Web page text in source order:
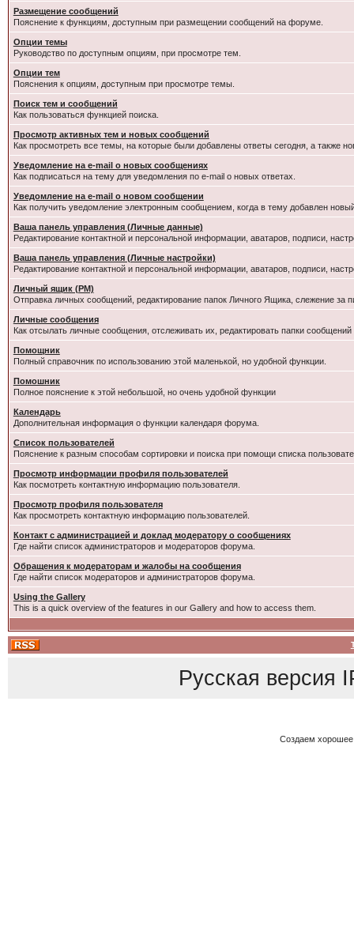
Размещение сообщений
Пояснение к функциям, доступным при размещении сообщений на форуме.
Опции темы
Руководство по доступным опциям, при просмотре тем.
Опции тем
Пояснения к опциям, доступным при просмотре темы.
Поиск тем и сообщений
Как пользоваться функцией поиска.
Просмотр активных тем и новых сообщений
Как просмотреть все темы, на которые были добавлены ответы сегодня, а также
Уведомление на e-mail о новых сообщениях
Как подписаться на тему для уведомления по e-mail о новых ответах.
Уведомление на е-mail о новом сообщении
Как получить уведомление электронным сообщением, когда в тему добавлен
Ваша панель управления (Личные данные)
Редактирование контактной и персональной информации, аватаров, подписи,
Ваша панель управления (Личные настройки)
Редактирование контактной и персональной информации, аватаров, подписи,
Личный ящик (PM)
Отправка личных сообщений, редактирование папок Личного Ящика, слежение за
Личные сообщения
Как отсылать личные сообщения, отслеживать их, редактировать папки
Помощник
Полный справочник по использованию этой маленькой, но удобной функции.
Помошник
Полное пояснение к этой небольшой, но очень удобной функции
Календарь
Дополнительная информация о функции календаря форума.
Список пользователей
Пояснение к разным способам сортировки и поиска при помощи списка
Просмотр информации профиля пользователей
Как посмотреть контактную информацию пользователя.
Просмотр профиля пользователя
Как просмотреть контактную информацию пользователей.
Контакт с администрацией и доклад модератору о сообщениях
Где найти список администраторов и модераторов форума.
Обращения к модераторам и жалобы на сообщения
Где найти список модераторов и администраторов форума.
Using the Gallery
This is a quick overview of the features in our Gallery and how to access them.
Русская версия
Создаем